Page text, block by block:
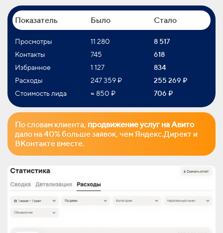
Показатель Было Стало
Просмотры
Контакты
Избранное
Расходы
Стоимость лида
11 280
745
1 127
247 359 ₽
≈ 850 ₽
8 517
618
834
255 269 ₽
706 ₽
По словам клиента, продвижение услуг на Авито
дало на 40% больше заявок, чем Яндекс.Директ и
ВКонтакте вместе.